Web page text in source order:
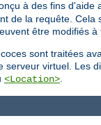
à des fins
de la requête.
être modifiés
sont traitées
serveur virtuel. Les
<Location>.